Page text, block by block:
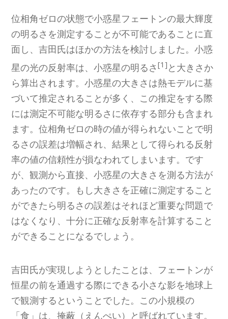
位相角ゼロの状態で小惑星フェートンの最大輝度
の明るさを測定することが不可能であることに直
面し、吉田氏はほかの方法を検討しました。小惑
星の光の反射率は、小惑星の明るさ [1] と大きさか
ら算出されます。小惑星の大きさは熱モデルに基
づいて推定されることが多く、この推定をする際
には測定不可能な明るさに依存する部分も含まれ
ます。位相角ゼロの時の値が得られないことで明
るさの誤差は増幅され、結果として得られる反射
率の値の信頼性が損なわれてしまいます。です
が、観測から直接、小惑星の大きさを測る方法が
あったのです。もし大きさを正確に測定すること
ができたら明るさの誤差はそれほど重要な問題で
はなくなり、十分に正確な反射率を計算すること
ができることになるでしょう。
吉田氏が実現しようとしたことは、フェートンが
恒星の前を通過する際にできる小さな影を地球上
で観測するということでした。この小規模の
「食」は、掩蔽（えんぺい）と呼ばれています。